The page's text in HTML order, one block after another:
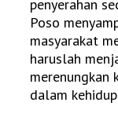
penyerahan
Poso
masyarakat
haruslah
merenungkan
dalam